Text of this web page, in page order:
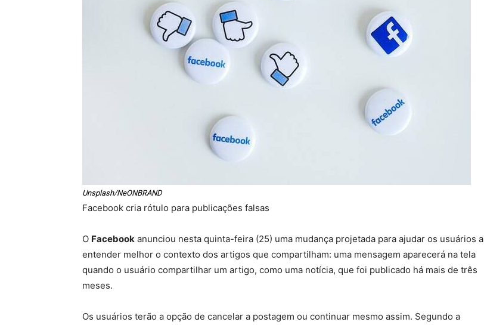
Unsplash/NeONBRAND
Facebook cria rótulo para publicações falsas
O Facebook anunciou nesta quinta-feira (25) uma mudança projetada para ajudar os usuários a
entender melhor o contexto dos artigos que compartilham: uma mensagem aparecerá na tela
quando o usuário compartilhar um artigo, como uma notícia, que foi publicado há mais de três
meses.
Os usuários terão a opção de cancelar a postagem ou continuar mesmo assim. Segundo a